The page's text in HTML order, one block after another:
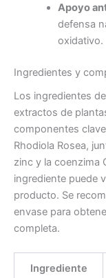
Apoyo
defensa
oxidativo.
Ingredientes y
Los ingredientes
extractos de
componentes
Rhodiola Rosea,
zinc y la coenzima
ingrediente puede
producto. Se
envase para
completa.
Ingrediente